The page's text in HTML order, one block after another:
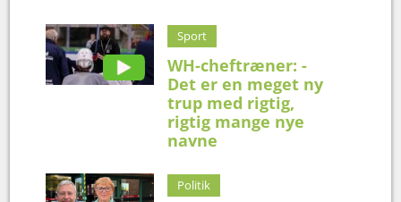
Sport
WH-cheftræner: -
Det er en meget ny
trup med rigtig,
rigtig mange nye
navne
Politik